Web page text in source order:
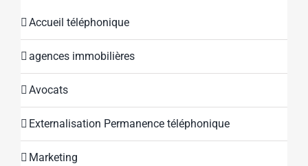
Accueil téléphonique
agences immobilières
Avocats
Externalisation Permanence téléphonique
Marketing